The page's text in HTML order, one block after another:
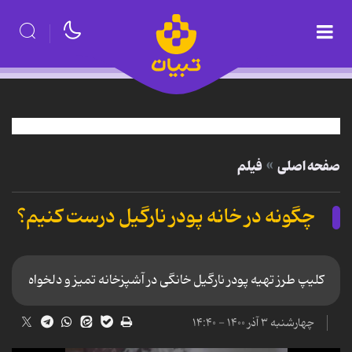
صفحه اصلی فیلم
چگونه در خانه پودر نارگیل درست کنیم؟
کلیپ طرز تهیه پودر نارگیل خانگی در آشپزخانه تمیز و دلخواه
چهارشنبه ۳ آذر ۱۴۰۰ - ۱۴:۴۰